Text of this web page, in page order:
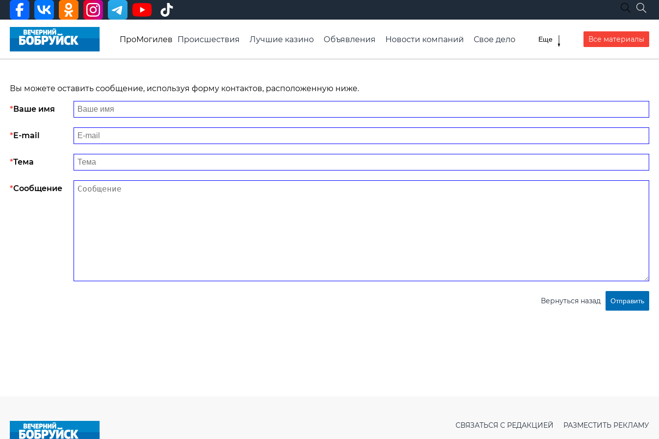
ПроМогилев Происшествия Лучшие казино Объявления Новости компаний
Свое дело
Видео ВБ
Еще Все материалы
Вы можете оставить сообщение, используя форму контактов, расположенную ниже.
Ваше имя
E-mail
Тема
Сообщение
Вернуться назад Отправить
СВЯЗАТЬСЯ С РЕДАКЦИЕЙ РАЗМЕСТИТЬ РЕКЛАМУ